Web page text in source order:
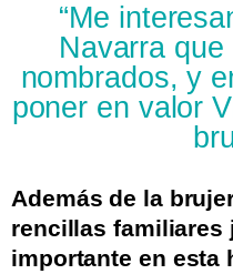
“Me
Navarra
nombrados, y
poner en valor
Además de la
rencillas familiares
importante en esta